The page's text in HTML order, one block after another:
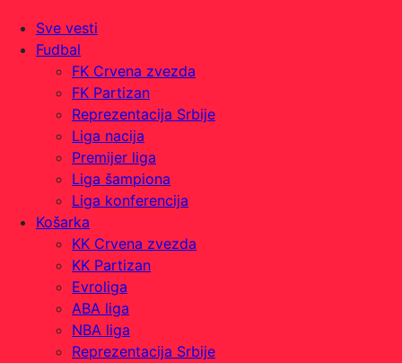
Sve vesti
Fudbal
FK Crvena zvezda
FK Partizan
Reprezentacija Srbije
Liga nacija
Premijer liga
Liga šampiona
Liga konferencija
Košarka
KK Crvena zvezda
KK Partizan
Evroliga
ABA liga
NBA liga
Reprezentacija Srbije